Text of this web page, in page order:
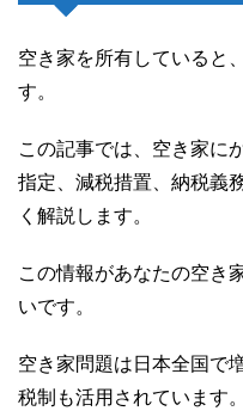
空き家を所有していると
す。
この記事では、空き家に
指定、減税措置、納税義
く解説します。
この情報があなたの空き
いです。
空き家問題は日本全国で
税制も活用されています。